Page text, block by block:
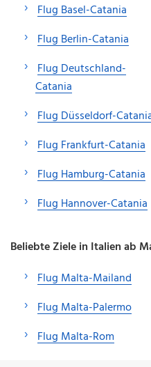
Flug Basel-Catania
Flug Berlin-Catania
Flug Deutschland-
Catania
Flug Düsseldorf-
Flug Frankfurt-Catania
Flug Hamburg-Catania
Flug Hannover-Catania
Beliebte Ziele in Italien ab
Flug Malta-Mailand
Flug Malta-Palermo
Flug Malta-Rom